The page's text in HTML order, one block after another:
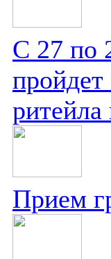
С 27 по
Прием